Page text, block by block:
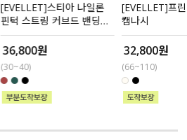
팬츠
스커트
[EVELLET]스티아 나일론
핀턱 스트링 커브드 밴딩팬
츠
36,800원
(30~40)
[EVELLET]프
캡나시
32,800원
(66~110)